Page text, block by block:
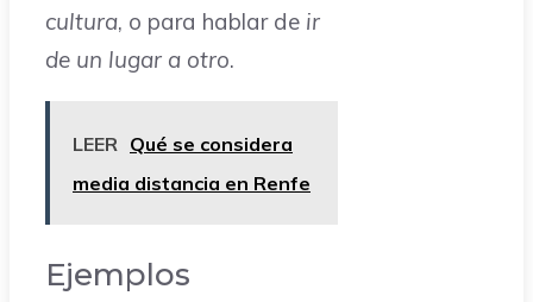
cultura, o para hablar de ir
de un lugar a otro.
LEER Qué se considera
media distancia en Renfe
Ejemplos